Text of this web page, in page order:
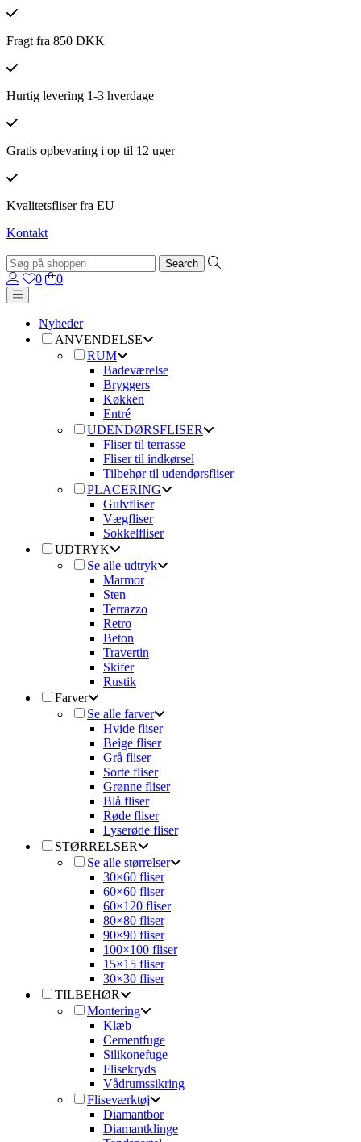
Fragt fra 850 DKK
Hurtig levering 1-3 hverdage
Gratis opbevaring i op til 12 uger
Kvalitetsfliser fra EU
Kontakt
0 0
Nyheder
ANVENDELSE
RUM
Badeværelse
Bryggers
Køkken
Entré
UDENDØRSFLISER
Fliser til terrasse
Fliser til indkørsel
Tilbehør til udendørsfliser
PLACERING
Gulvfliser
Vægfliser
Sokkelfliser
UDTRYK
Se alle udtryk
Marmor
Sten
Terrazzo
Retro
Beton
Travertin
Skifer
Rustik
Farver
Se alle farver
Hvide fliser
Beige fliser
Grå fliser
Sorte fliser
Grønne fliser
Blå fliser
Røde fliser
Lyserøde fliser
STØRRELSER
Se alle størrelser
30×60 fliser
60×60 fliser
60×120 fliser
80×80 fliser
90×90 fliser
100×100 fliser
15×15 fliser
30×30 fliser
TILBEHØR
Montering
Klæb
Cementfuge
Silikonefuge
Flisekryds
Vådrumssikring
Fliseværktøj
Diamantbor
Diamantklinge